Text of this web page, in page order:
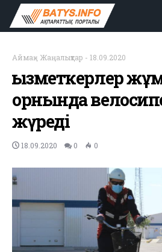
Аймақ- Жаңалықтар - 18.09.2020
Қызметкерлер
орнында
жүреді
18.09.2020 0 0